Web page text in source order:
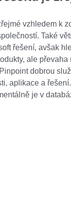
vzhledem k
Také
řešení, avšak
ale převaha
dobrou
aplikace a
je v